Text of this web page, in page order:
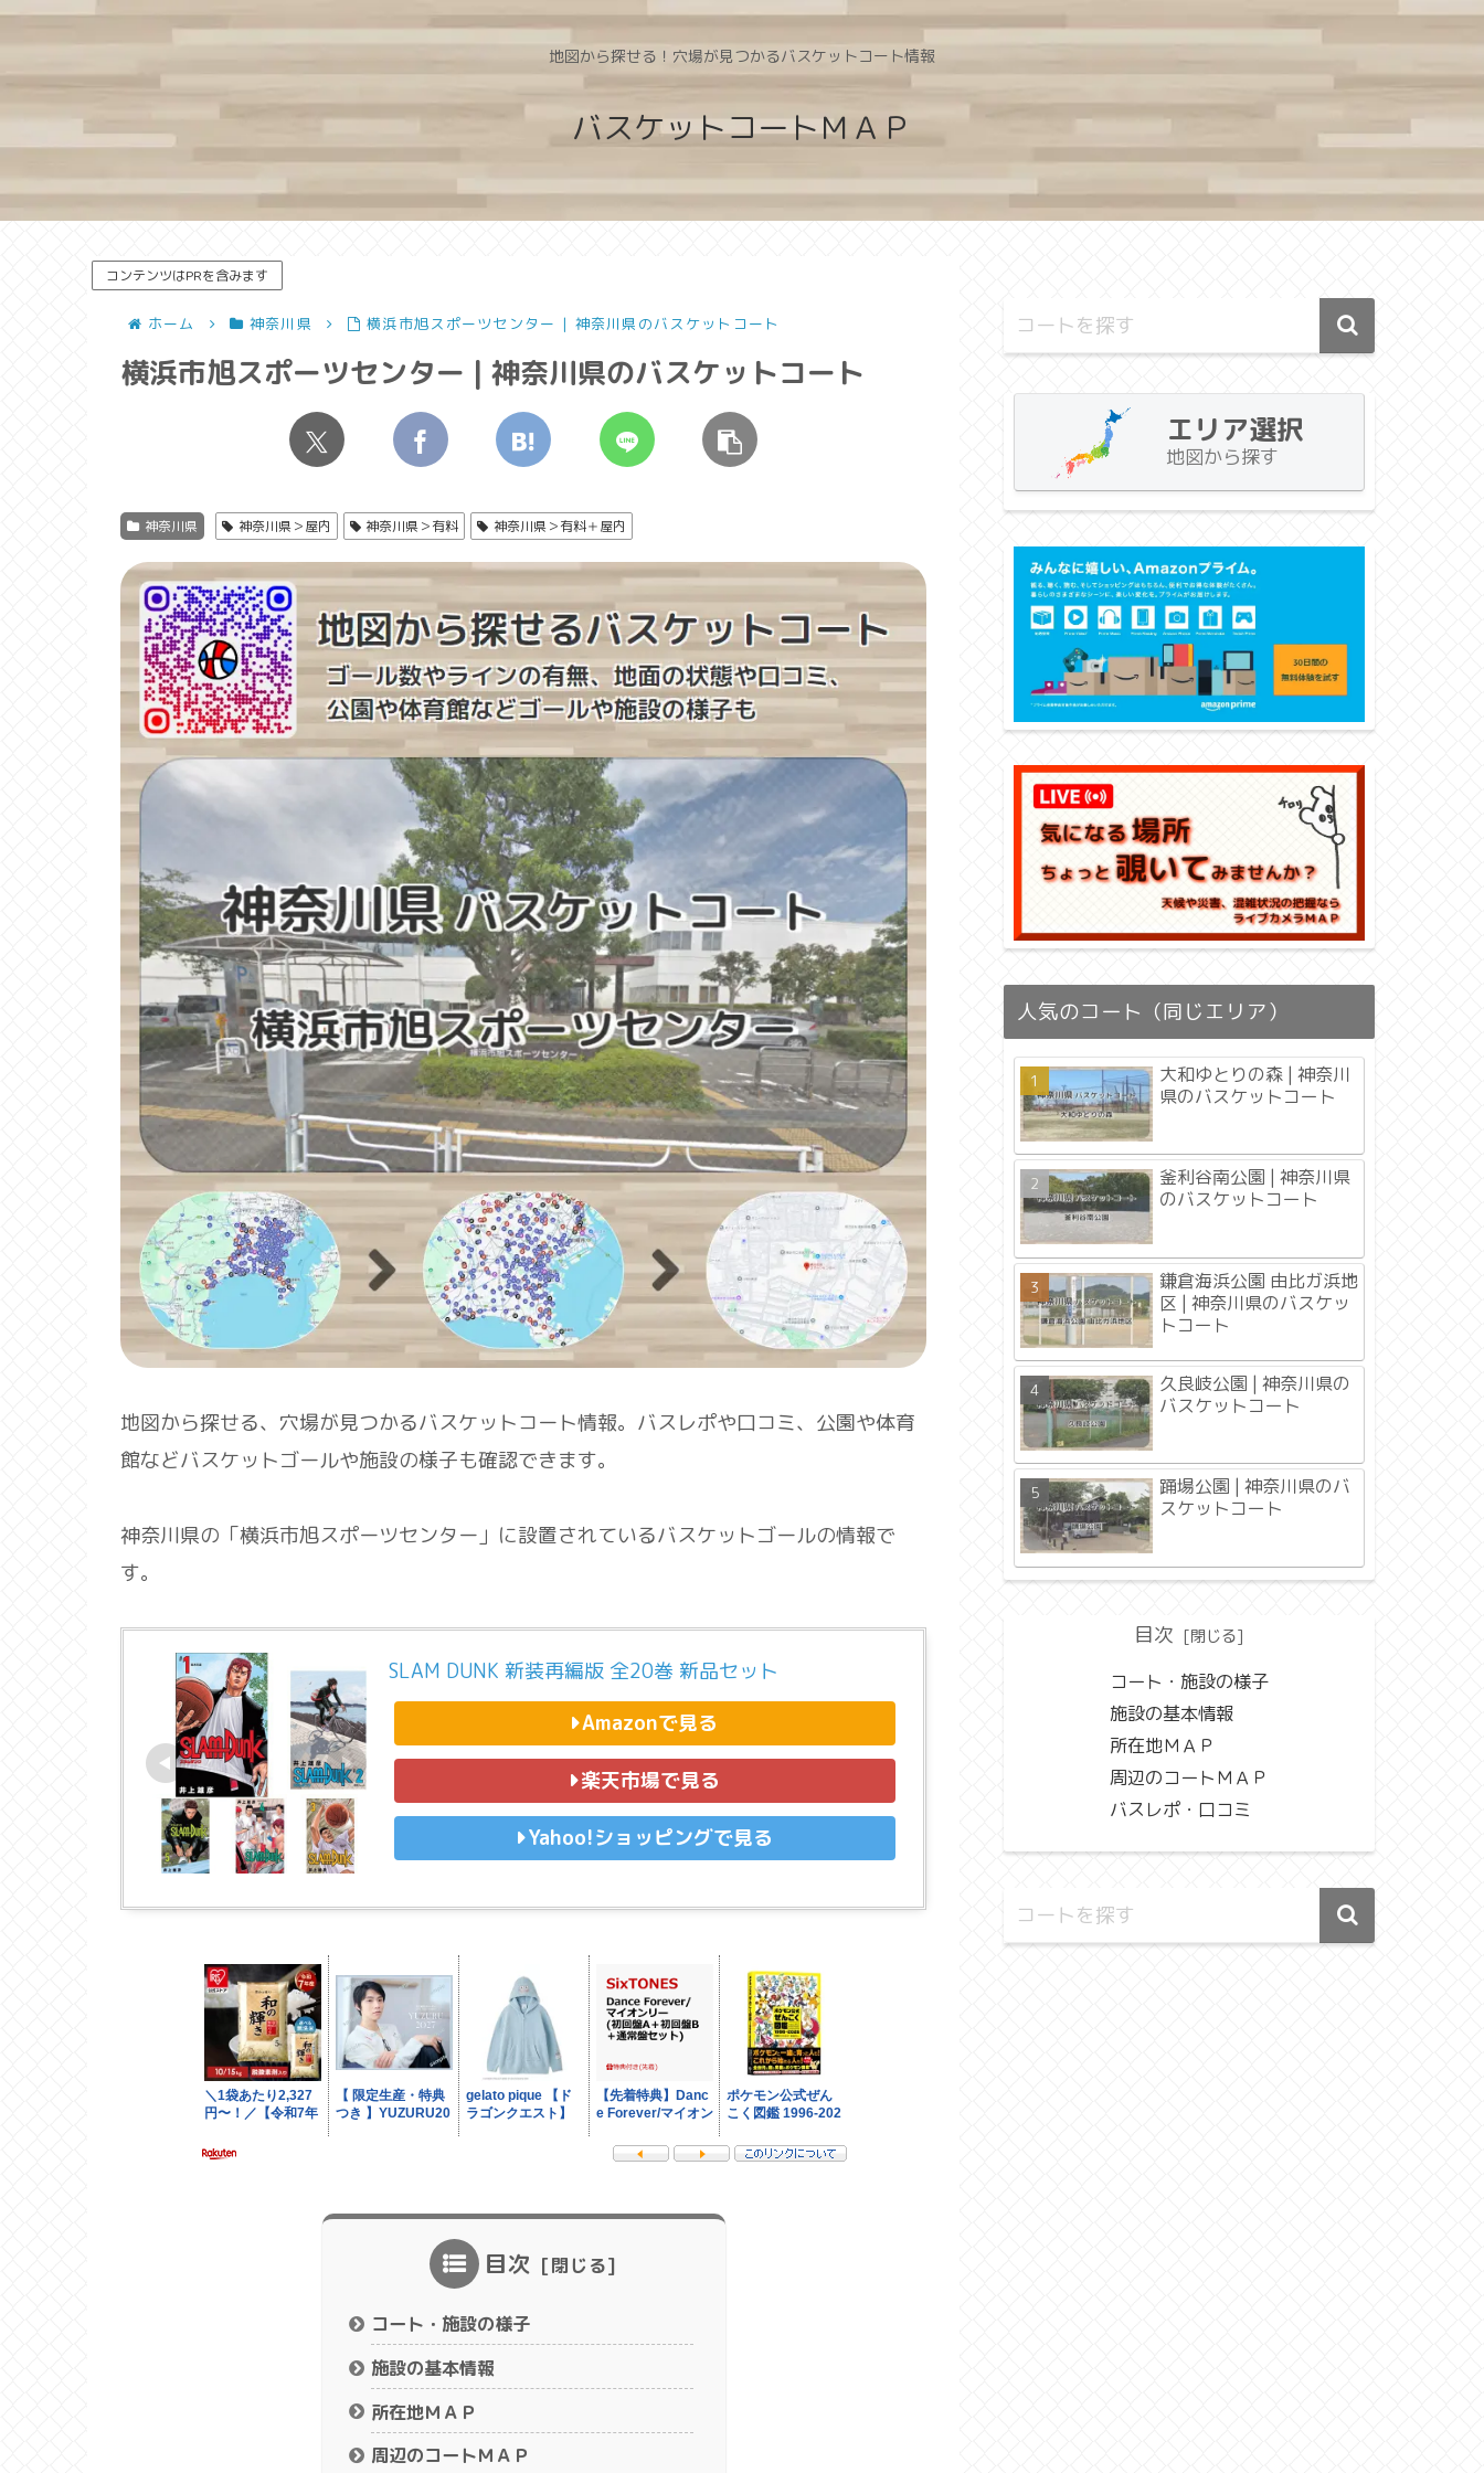
地図から探せる！穴場が見つかるバスケットコート情報
バスケットコートＭＡＰ
コンテンツはPRを含みます
ホーム 神奈川県 横浜市旭スポーツセンター | 神奈川県のバスケットコート
横浜市旭スポーツセンター | 神奈川県のバスケットコート
神奈川県 神奈川県＞屋内 神奈川県＞有料 神奈川県＞有料＋屋内
地図から探せる、穴場が見つかるバスケットコート情報。バスレポや口コミ、公園や体育
館などバスケットゴールや施設の様子も確認できます。
神奈川県の「横浜市旭スポーツセンター」に設置されているバスケットゴールの情報で
す。
SLAM DUNK 新装再編版 全20巻 新品セット
Amazonで見る
楽天市場で見る
Yahoo!ショッピングで見る
目次
コート・施設の様子
施設の基本情報
所在地ＭＡＰ
周辺のコートＭＡＰ
エリア選択
地図から探す
人気のコート（同じエリア）
大和ゆとりの森 | 神奈川
県のバスケットコート
釜利谷南公園 | 神奈川県
のバスケットコート
鎌倉海浜公園 由比ガ浜地
区 | 神奈川県のバスケッ
トコート
久良岐公園 | 神奈川県の
バスケットコート
踊場公園 | 神奈川県のバ
スケットコート
目次
コート・施設の様子
施設の基本情報
所在地ＭＡＰ
周辺のコートＭＡＰ
バスレポ・口コミ